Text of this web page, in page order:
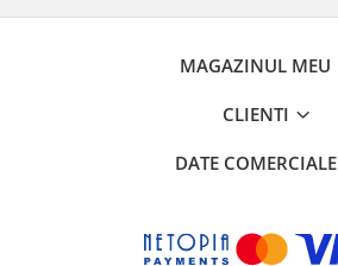
MAGAZINUL MEU
CLIENTI
DATE COMERCIALE